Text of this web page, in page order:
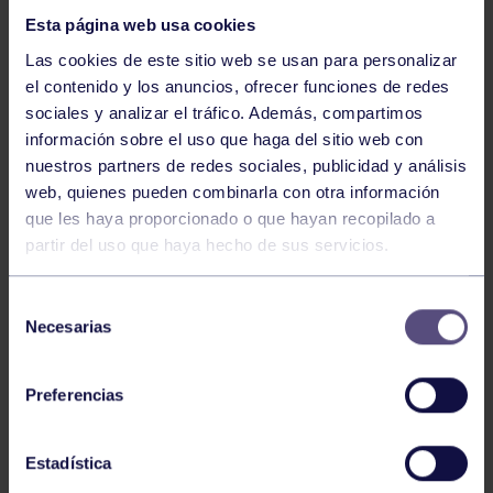
Esta página web usa cookies
Las cookies de este sitio web se usan para personalizar
el contenido y los anuncios, ofrecer funciones de redes
sociales y analizar el tráfico. Además, compartimos
información sobre el uso que haga del sitio web con
nuestros partners de redes sociales, publicidad y análisis
web, quienes pueden combinarla con otra información
que les haya proporcionado o que hayan recopilado a
partir del uso que haya hecho de sus servicios.
Necesarias
Preferencias
Estadística
Balonmano 25 May 2026
LEO CARDELI, CONVOCADO CON
ESPAÑA
Balonmano